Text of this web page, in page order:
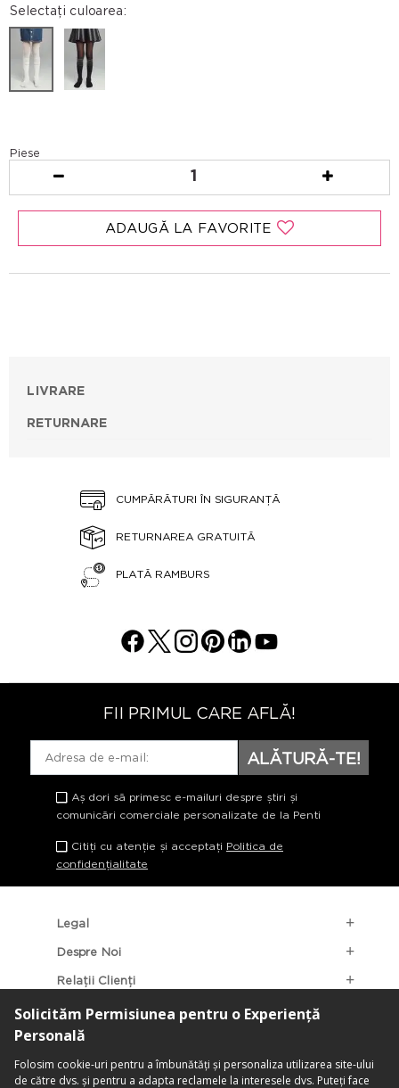
Selectați culoarea:
Piese
1
ADAUGĂ LA FAVORITE
LIVRARE
RETURNARE
CUMPĂRĂTURI ÎN SIGURANȚĂ
RETURNAREA GRATUITĂ
PLATĂ RAMBURS
FII PRIMUL CARE AFLĂ!
ALĂTURĂ-TE!
Aș dori să primesc e-mailuri despre știri și
comunicări comerciale personalizate de la Penti
Citiți cu atenție și acceptați Politica de
confidențialitate
Legal
Despre Noi
Relații Clienți
Categorii Populare
Localizarea Magazinelor
contact@penti.com.ro